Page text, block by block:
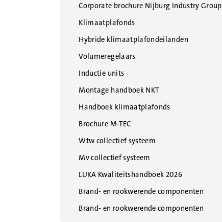
Corporate brochure Nijburg Industry Group
Klimaatplafonds
Hybride klimaatplafondeilanden
Volumeregelaars
Inductie units
Montage handboek NKT
Handboek klimaatplafonds
Brochure M-TEC
Wtw collectief systeem
Mv collectief systeem
LUKA Kwaliteitshandboek 2026
Brand- en rookwerende componenten
Brand- en rookwerende componenten